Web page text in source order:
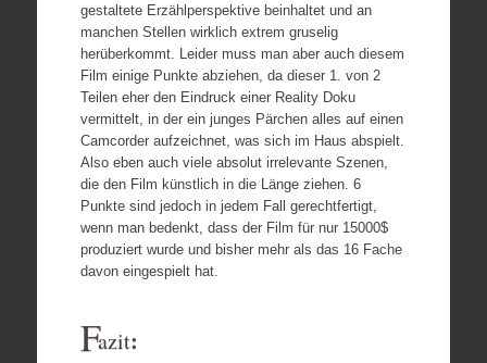
gestaltete Erzählperspektive beinhaltet und an
manchen Stellen wirklich extrem gruselig
herüberkommt. Leider muss man aber auch diesem
Film einige Punkte abziehen, da dieser 1. von 2
Teilen eher den Eindruck einer Reality Doku
vermittelt, in der ein junges Pärchen alles auf einen
Camcorder aufzeichnet, was sich im Haus abspielt.
Also eben auch viele absolut irrelevante Szenen,
die den Film künstlich in die Länge ziehen. 6
Punkte sind jedoch in jedem Fall gerechtfertigt,
wenn man bedenkt, dass der Film für nur 15000$
produziert wurde und bisher mehr als das 16 Fache
davon eingespielt hat.
Fazit: